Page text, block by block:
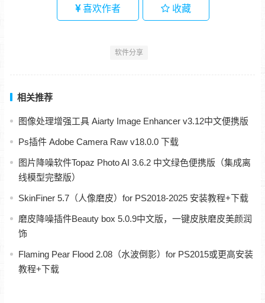
喜欢作者 收藏
软件分享
相关推荐
图像处理增强工具 Aiarty Image Enhancer v3.12中文便携版
Ps插件 Adobe Camera Raw v18.0.0 下载
图片降噪软件Topaz Photo AI 3.6.2 中文绿色便携版（集成离
线模型完整版）
SkinFiner 5.7（人像磨皮）for PS2018-2025 安装教程+下载
磨皮降噪插件Beauty box 5.0.9中文版，一键皮肤磨皮美颜润
饰
Flaming Pear Flood 2.08（水波倒影）for PS2015或更高安装
教程+下载